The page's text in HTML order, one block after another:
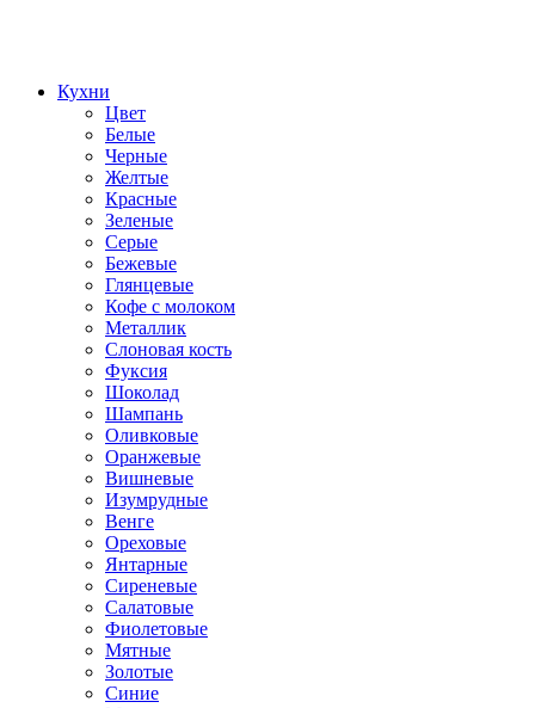
Кухни
Цвет
Белые
Черные
Желтые
Красные
Зеленые
Серые
Бежевые
Глянцевые
Кофе с молоком
Металлик
Слоновая кость
Фуксия
Шоколад
Шампань
Оливковые
Оранжевые
Вишневые
Изумрудные
Венге
Ореховые
Янтарные
Сиреневые
Салатовые
Фиолетовые
Мятные
Золотые
Синие